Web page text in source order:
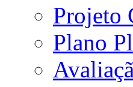
Projeto
Plano